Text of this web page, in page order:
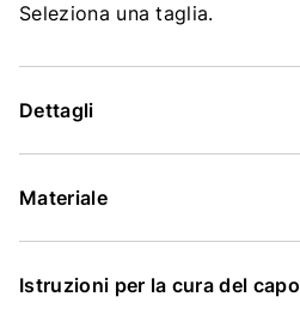
Seleziona una taglia.
Dettagli
Materiale
Istruzioni per la cura del capo